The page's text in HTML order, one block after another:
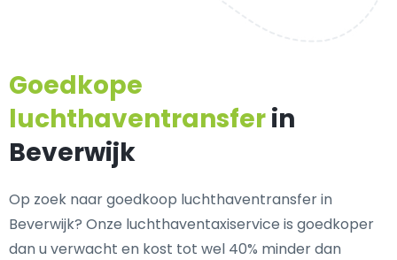
Goedkope
luchthaventransferin
Beverwijk
Op zoek naar goedkoop luchthaventransfer in
Beverwijk? Onze luchthaventaxiservice is goedkoper
dan u verwacht en kost tot wel 40% minder dan